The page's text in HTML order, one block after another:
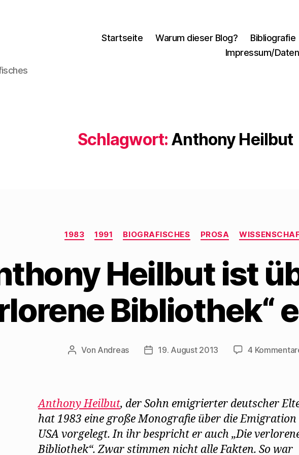
Startseite Warum dieser Blog? Bibliografie
Impressum/
Schlagwort: Anthony Heilbut
Kategorien
1983 1991 BIOGRAFISCHES PROSA
Heilbut ist
Bibliothek“
Beitragsautor
Von Andreas Beitragsdatum
19. August 2013 4
Anthony Heilbut, der Sohn emigrierter deutscher
hat 1983 eine große Monografie über die Emigration
USA vorgelegt. In ihr bespricht er auch „Die
Bibliothek“. Zwar stimmen nicht alle Fakten. So war